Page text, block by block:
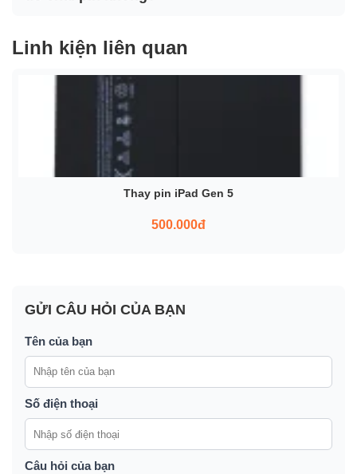
Linh kiện liên quan
Thay pin iPad Gen 5
500.000đ
GỬI CÂU HỎI CỦA BẠN
Tên của bạn
Số điện thoại
Câu hỏi của bạn